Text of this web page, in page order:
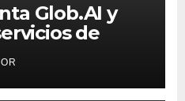
Glob.AI y
de
la era de la IA